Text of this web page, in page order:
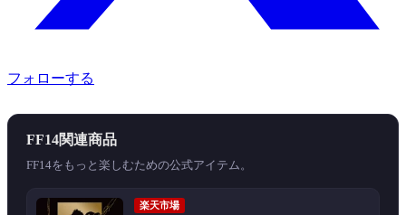
フォローする
FF14関連商品
FF14をもっと楽しむための公式アイテム。
楽天市場